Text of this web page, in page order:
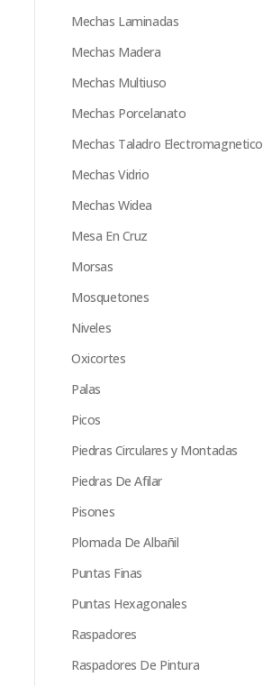
Mechas Laminadas
Mechas Madera
Mechas Multiuso
Mechas Porcelanato
Mechas Taladro Electromagnetico
Mechas Vidrio
Mechas Widea
Mesa En Cruz
Morsas
Mosquetones
Niveles
Oxicortes
Palas
Picos
Piedras Circulares y Montadas
Piedras De Afilar
Pisones
Plomada De Albañil
Puntas Finas
Puntas Hexagonales
Raspadores
Raspadores De Pintura